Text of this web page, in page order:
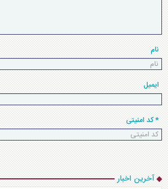
نام
ایمیل
* کد امنیتی
آخرین اخبار